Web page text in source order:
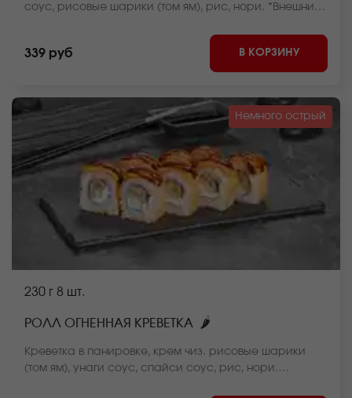
соус, рисовые шарики (том ям), рис, нори. *Внешний
339 руб В КОРЗИНУ
Немного острый
230 г 8 шт.
РОЛЛ ОГНЕННАЯ КРЕВЕТКА 🌶
Креветка в панировке, крем чиз. рисовые шарики
(том ям), унаги соус, спайси соус, рис, нори.